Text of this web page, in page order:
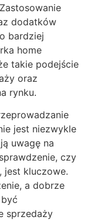
dodatków
bardziej
home
takie podejście
oraz
rynku.
jest niezwykle
uwagę na
czy
jest kluczowe.
a dobrze
sprzedaży